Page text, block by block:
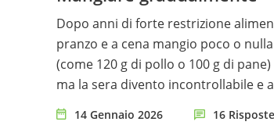
Dopo anni di forte restrizione
pranzo e a cena mangio poco o
(come 120 g di pollo o 100 g di
ma la sera divento incontrollabile e
salumi, cereali, snack e dolci. In meno di un anno ho preso circa 30 kg. Ho provato a rivolgermi a diversi
nutrizionisti, ma le diete proposte
14 Gennaio 2026 16 Risposte